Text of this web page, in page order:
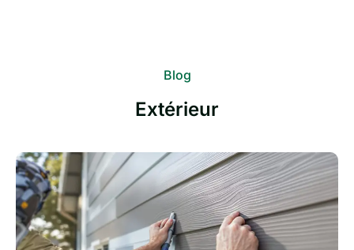
Blog
Extérieur